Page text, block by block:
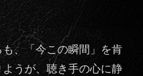
、「今この瞬間」を肯
うが、聴き手の心に静